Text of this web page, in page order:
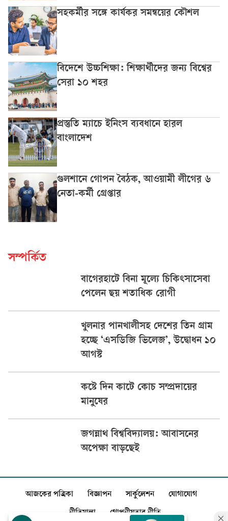
সহকর্মীর সঙ্গে কার্যকর সমন্বয়ের কৌশল
বিদেশে উচ্চশিক্ষা: শিক্ষার্থীদের জন্য বিশ্বের
সেরা ১০ শহর
প্রস্তুতি ম্যাচে ইনিংস ব্যবধানে হারল
বাংলাদেশ
গুলশানে গোপন বৈঠক, আওয়ামী লীগের ৬
নেতা-কর্মী গ্রেপ্তার
সম্পর্কিত
বাগেরহাটে বিনা মূল্যে চিকিৎসাসেবা
পেলেন ছয় শতাধিক রোগী
খুলনার পানখালীসহ দেশের তিন গ্রাম
হচ্ছে ‘এসডিজি ভিলেজ’, উদ্বোধন ১০
আগস্ট
কষ্টে দিন কাটে কোচ সম্প্রদায়ের
মানুষের
জগন্নাথ বিশ্ববিদ্যালয়: আবাসনের
অপেক্ষা বাড়ছেই
আজকের পত্রিকা বিজ্ঞাপন সার্কুলেশন যোগাযোগ
নীতিমালা গোপনীয়তার নীতি